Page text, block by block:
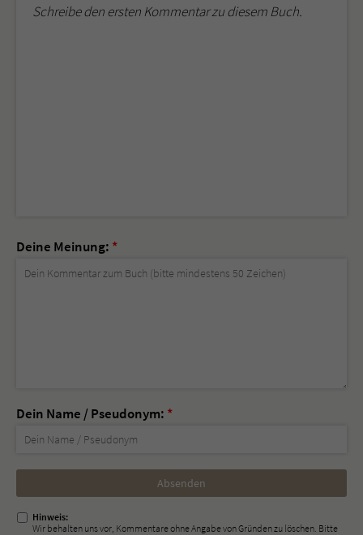
Schreibe den ersten Kommentar zu diesem Buch.
Deine Meinung: *
Dein Name / Pseudonym: *
Nicht
ausfüllen!
Hinweis:
Wir behalten uns vor, Kommentare ohne Angabe von Gründen zu löschen. Bitte